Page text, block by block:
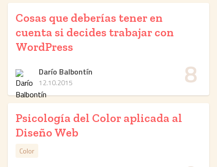
8
Cosas que deberías tener en
cuenta si decides trabajar con
WordPress
Darío Balbontín
12.10.2015
Psicología del Color aplicada al
Diseño Web
Color